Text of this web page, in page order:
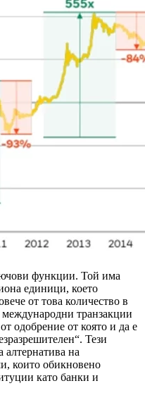
функции. Той има
единици, което
от това количество в
транзакции
одобрение от която и да е
Тези
алтернатива на
които обикновено
като банки и